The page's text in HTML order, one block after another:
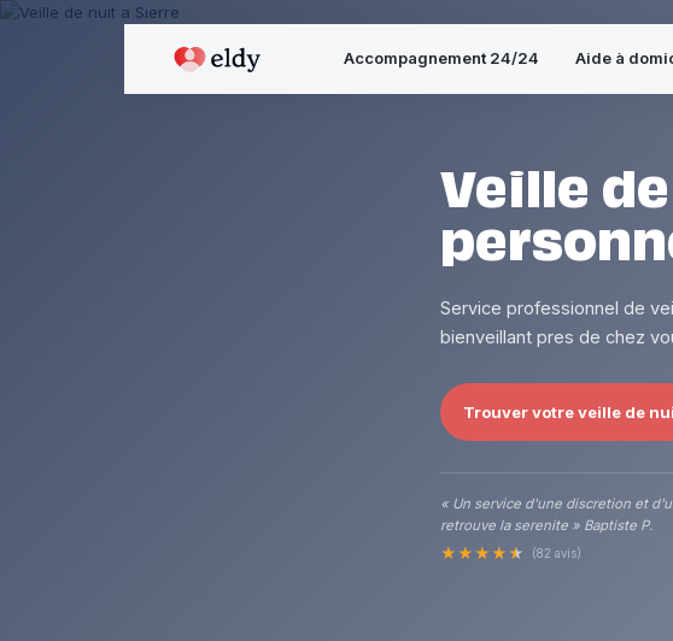
Accompagnement 24/24 Aide à
Veille
Service professionnel de
bienveillant pres de chez
Trouver votre veille de
« Un service d'une discretion et
retrouve la serenite » Baptiste P.
★★★★★ (82 avis)